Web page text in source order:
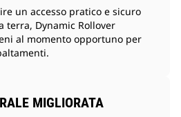
un accesso pratico e sicuro
terra, Dynamic Rollover
al momento opportuno per
MIGLIORATA